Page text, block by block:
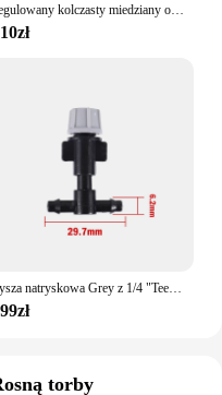
Regulowany kolczasty miedziany opryskiwacz ogrodnictwo nawadnianie zaparowanie zraszacz chłodzenie nawilżanie dezynfekcja opryskiwacz gwint Tee
Dysza natryskowa Grey z 1/4 "Tee zamgająca dysze przeciwmgielne ogrodowa parkowa do nawadniania zraszacza nawadniającego spryskiwacz chłodzący 10 szt
torby